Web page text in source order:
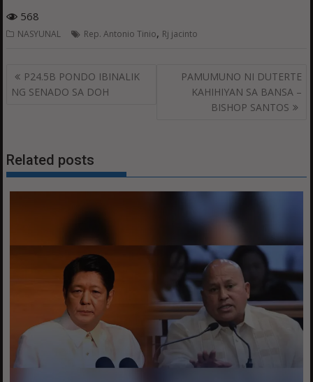
568
NASYUNAL Rep. Antonio Tinio, Rj jacinto
Post
navigation
P24.5B PONDO IBINALIK
NG SENADO SA DOH
PAMUMUNO NI DUTERTE
KAHIHIYAN SA BANSA –
BISHOP SANTOS
Related posts